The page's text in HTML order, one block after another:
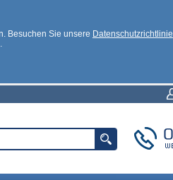
Besuchen Sie unsere Datenschutzrichtlinie